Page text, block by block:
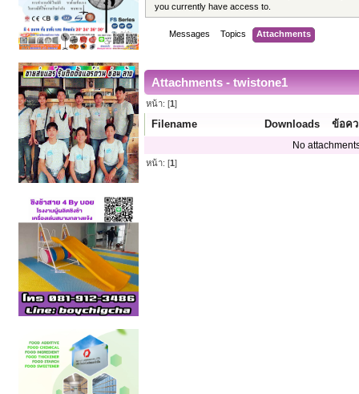
you currently have access to.
Messages Topics Attachments
Attachments - twistone1
หน้า: [1]
Filename Downloads ข้อค
No
หน้า: [1]